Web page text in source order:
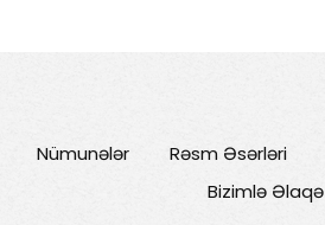
Nümunələr Rəsm Əsərləri
Bizimlə Əlaqə